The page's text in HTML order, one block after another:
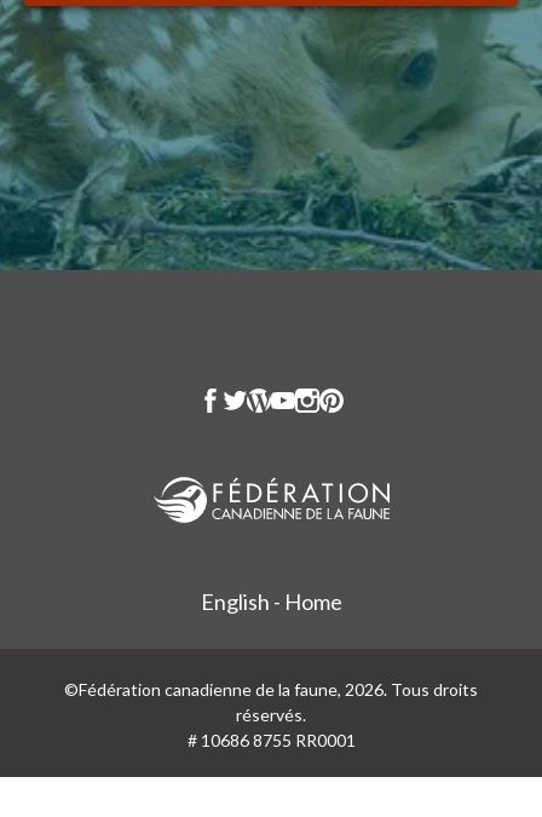
English - Home
©Fédération canadienne de la faune, 2026. Tous droits
réservés.
# 10686 8755 RR0001